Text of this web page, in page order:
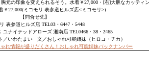
元の印象を変えられるそう。水着￥27,000・[右]大胆なカッティ
￥27,000(ミコモリ 表参道ヒルズ店<ミコモリ>)
【問合せ先】
表参道ヒルズ店 TEL03・6447・5448
ユナイテッドアローズ 湘南店 TEL0466・38・2465
いわたまい 文／おしゃれ可能姉妹（ヒロコ・チカ）
れ情報が盛りだくさん！おしゃれ可能姉妹バックナンバー